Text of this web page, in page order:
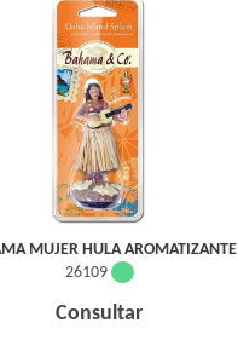
MUJER HULA AROMATIZANTE
26109
Consultar